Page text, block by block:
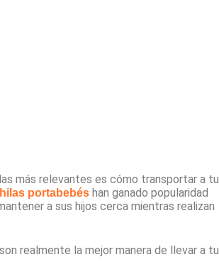
más relevantes es cómo transportar a tu
portabebés han ganado popularidad
a sus hijos cerca mientras realizan
realmente la mejor manera de llevar a tu